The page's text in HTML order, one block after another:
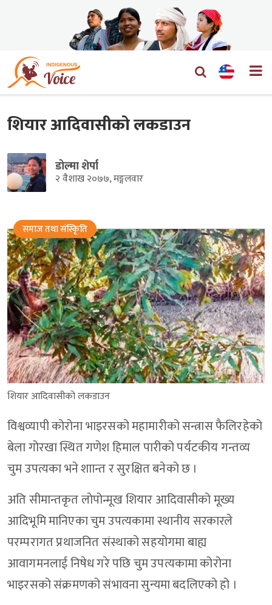
शियार आदिवासीको लकडाउन
डोल्मा शेर्पा
२ वैशाख २०७७, मङ्गलवार
समाज तथा संस्किृति
शियार आदिवासीको लकडाउन
विश्वव्यापी कोरोना भाइरसको महामारीको सन्त्रास फैलिरहेको
बेला गोरखा स्थित गणेश हिमाल पारीको पर्यटकीय गन्तव्य
चुम उपत्यका भने शाान्त र सुरक्षित बनेको छ ।
अति सीमान्तकृत लोपोन्मूख शियार आदिवासीको मूख्य
आदिभूमि मानिएका चुम उपत्यकामा स्थानीय सरकारले
परम्परागत प्रथाजनित संस्थाको सहयोगमा बाह्य
आवागमनलाई निषेध गरे पछि चुम उपत्यकामा कोरोना
भाइरसको संक्रमणको संभावना सुन्यमा बदलिएको हो ।